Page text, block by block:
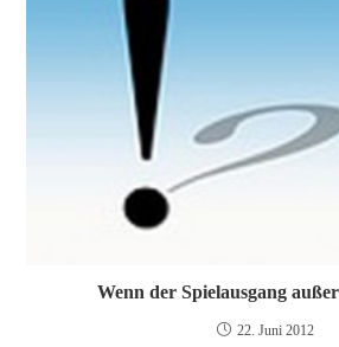
Wenn der Spielausgang
22. Juni 2012